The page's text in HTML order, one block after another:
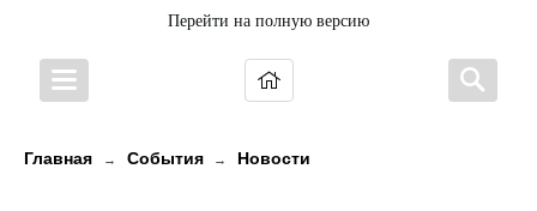
Перейти на полную версию
Главная → События → Новости